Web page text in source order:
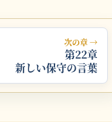
次の章 →
第22章
新しい保守の言葉